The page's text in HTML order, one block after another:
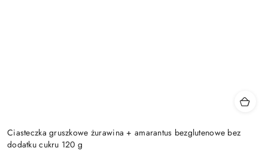
Ciasteczka gruszkowe żurawina + amarantus bezglutenowe bez
dodatku cukru 120 g